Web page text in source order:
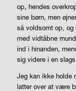
op, hendes
sine børn, men
så voldsomt op, og
med vidtåbne
ind i hinanden,
sig videre i en
Jeg kan ikke holde
latter over at være